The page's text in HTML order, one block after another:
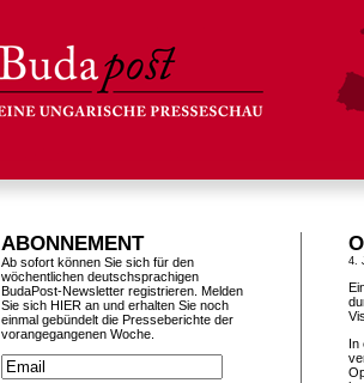
4.
In
ABONNEMENT
Ab sofort können Sie sich für den
wöchentlichen deutschsprachigen
BudaPost-Newsletter registrieren. Melden
Sie sich HIER an und erhalten Sie noch
einmal gebündelt die Presseberichte der
vorangegangenen Woche.